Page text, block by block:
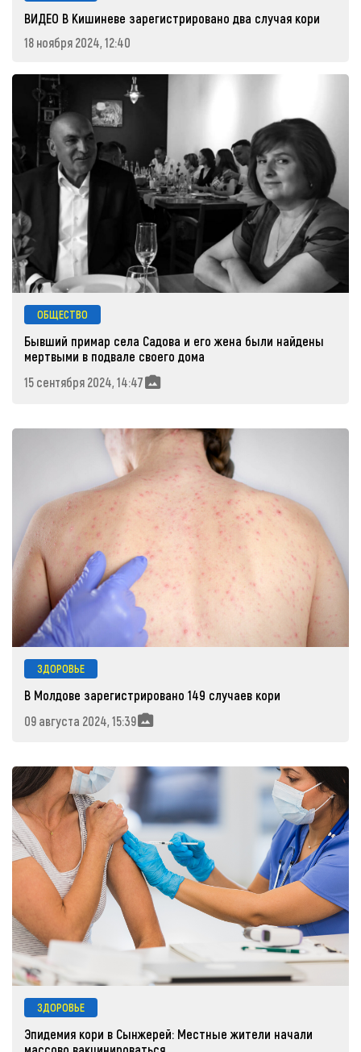
ВИДЕО В Кишиневе зарегистрировано два случая кори
18 ноября 2024, 12:40
ОБЩЕСТВО
Бывший примар села Садова и его жена были найдены
мертвыми в подвале своего дома
15 сентября 2024, 14:47
ЗДОРОВЬЕ
В Молдове зарегистрировано 149 случаев кори
09 августа 2024, 15:39
ЗДОРОВЬЕ
Эпидемия кори в Сынжерей: Местные жители начали